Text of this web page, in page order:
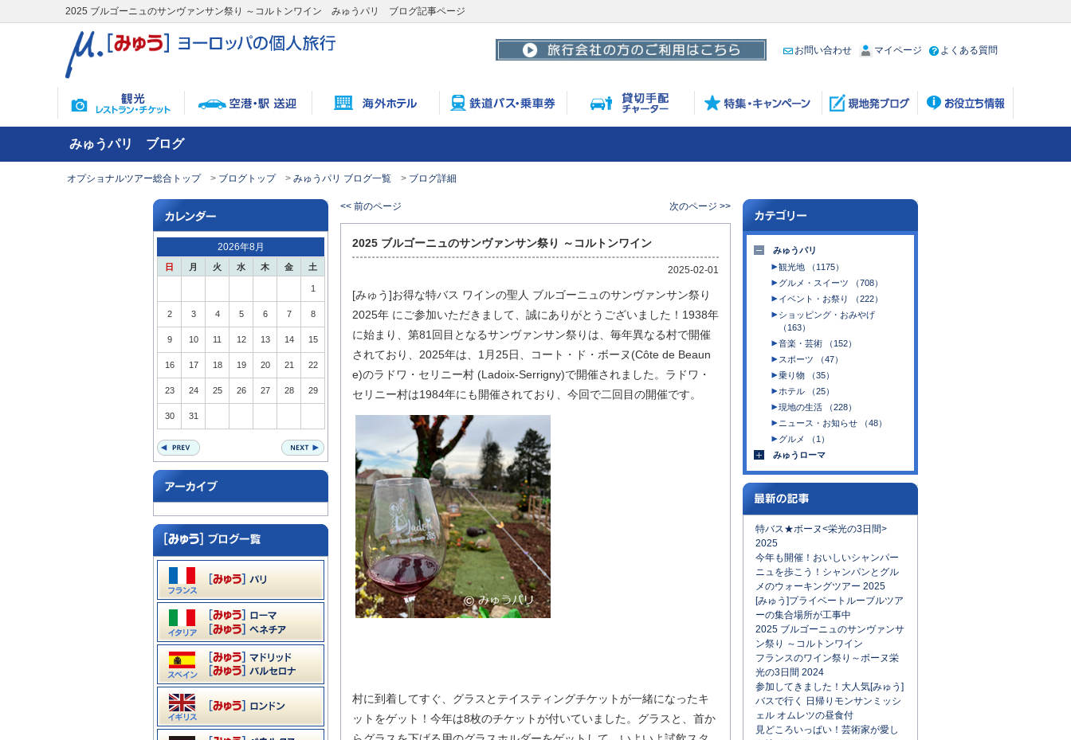
2025 ブルゴーニュのサンヴァンサン祭り ～コルトンワイン みゅうパリ ブログ記事ページ
お問い合わせ マイページ よくある質問
みゅうパリ ブログ
オプショナルツアー総合トップ ブログトップ みゅうパリ ブログ一覧 ブログ詳細
2026年8月
日 月 火 水 木 金 土
1
2 3 4 5 6 7 8
9 10 11 12 13 14 15
16 17 18 19 20 21 22
23 24 25 26 27 28 29
30 31
<< 前のページ 次のページ >>
2025 ブルゴーニュのサンヴァンサン祭り ～コルトンワイン
2025-02-01
[みゅう]お得な特バス ワインの聖人 ブルゴーニュのサンヴァンサン祭り
2025年 にご参加いただきまして、誠にありがとうございました！1938年
に始まり、第81回目となるサンヴァンサン祭りは、毎年異なる村で開催
されており、2025年は、1月25日、コート・ド・ボーヌ(Côte de Beaun
e)のラドワ・セリニー村 (Ladoix-Serrigny)で開催されました。ラドワ・
セリニー村は1984年にも開催されており、今回で二回目の開催です。
村に到着してすぐ、グラスとテイスティングチケットが一緒になったキ
ットをゲット！今年は8枚のチケットが付いていました。グラスと、首か
みゅうパリ
観光地 （1175）
グルメ・スイーツ （708）
イベント・お祭り （222）
ショッピング・おみやげ
（163）
音楽・芸術 （152）
スポーツ （47）
乗り物 （35）
ホテル （25）
現地の生活 （228）
ニュース・お知らせ （48）
グルメ （1）
みゅうローマ
特バス★ボーヌ<栄光の3日間>
2025
今年も開催！おいしいシャンパー
ニュを歩こう！シャンパンとグル
メのウォーキングツアー 2025
[みゅう]プライベートルーブルツア
ーの集合場所が工事中
2025 ブルゴーニュのサンヴァンサ
ン祭り ～コルトンワイン
フランスのワイン祭り～ボーヌ栄
光の3日間 2024
参加してきました！大人気[みゅう]
バスで行く 日帰りモンサンミッシ
ェル オムレツの昼食付
見どころいっぱい！芸術家が愛し